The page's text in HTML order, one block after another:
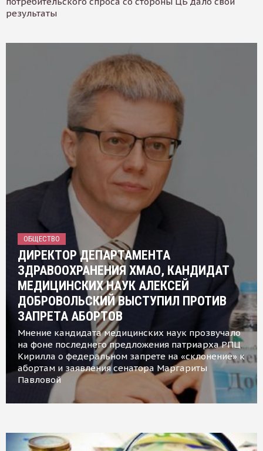
результаты
ОБЩЕСТВО
ДИРЕКТОР ДЕПАРТАМЕНТА
ЗДРАВООХРАНЕНИЯ ХМАО, КАНДИДАТ
МЕДИЦИНСКИХ НАУК АЛЕКСЕЙ
ДОБРОВОЛЬСКИЙ ВЫСТУПИЛ ПРОТИВ
ЗАПРЕТА АБОРТОВ
Мнение кандидата медицинских наук прозвучало
на фоне последнего предложения патриарха РПЦ
Кирилла о федеральном запрете на «склонение» к
абортам и заявления сенатора Маргариты
Павловой